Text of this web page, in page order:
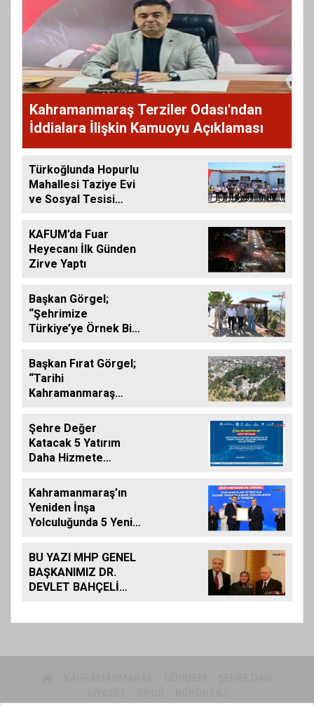
Kahramanmaraş Terziler Odası'ndan
İddialara İlişkin Kamuoyu Açıklaması
Türkoğlunda Hopurlu
Mahallesi Taziye Evi
ve Sosyal Tesisi
KAFUM’da Fuar
Heyecanı İlk Günden
Zirve Yaptı
Başkan Görgel;
“Şehrimize
Türkiye’ye Örnek Bir
Kazandırdık”
Başkan Fırat Görgel;
“Tarihi
Kahramanmaraş
Çalışmalar
Tamamlanıyor”
Şehre Değer
Katacak 5 Yatırım
Daha Hizmete
Kahramanmaraş’ın
Yeniden İnşa
Yolculuğunda 5 Yeni
Açıldı
BU YAZI MHP GENEL
BAŞKANIMIZ DR.
DEVLET BAHÇELİ